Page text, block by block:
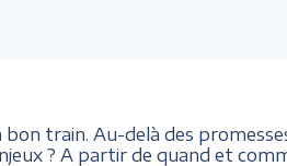
train. Au-delà des
? A partir de quand et